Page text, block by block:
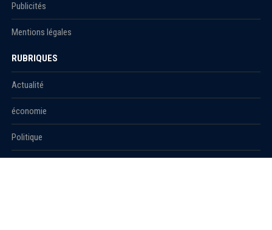
Publicités
Mentions légales
RUBRIQUES
Actualité
économie
Politique